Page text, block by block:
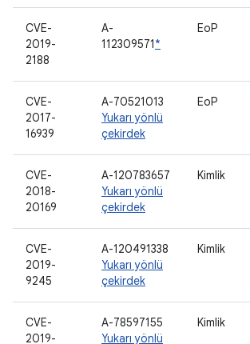
CVE-
2019-
2188
A-
112309571*
EoP
CVE-
2017-
16939
A-70521013
Yukarı yönlü
çekirdek
EoP
CVE-
2018-
20169
A-120783657
Yukarı yönlü
çekirdek
Kimlik
CVE-
2019-
9245
A-120491338
Yukarı yönlü
çekirdek
Kimlik
CVE-
2019-
A-78597155
Yukarı yönlü
Kimlik